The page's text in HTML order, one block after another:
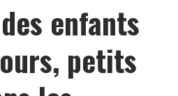
enfants
petits